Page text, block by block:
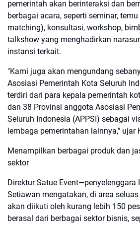
pemerintah akan berinteraksi dan
berbagai acara, seperti seminar,
matching), konsultasi, workshop,
talkshow yang menghadirkan
instansi terkait.
"Kami juga akan mengundang
Asosiasi Pemerintah Kota Seluruh
terdiri dari para kepala pemerintah
dan 38 Provinsi anggota Asosiasi
Seluruh Indonesia (APPSI) sebagai
lembaga pemerintahan lainnya," ujar
Menampilkan berbagai produk dan
sektor
Direktur Satue Event—penyelenggara
Setiawan mengatakan, di area seluas
akan diikuti oleh kurang lebih 150
berasal dari berbagai sektor bisnis,